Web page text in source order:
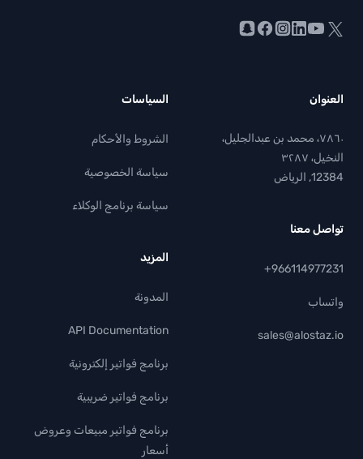
YouTube
LinkedIn
Instagram
Facebook
Snapchat
العنوان
٧٨٦٠، محمد بن عبدالجليل،
النخيل، ٣٢٨٧
12384, الرياض
تواصل معنا
+966114977231
واتساب
sales@alostaz.io
السياسات
الشروط والأحكام
سياسة الخصوصية
سياسة برنامج الوكلاء
المزيد
المدونة
API Documentation
برنامج فواتير إلكترونية
برنامج فواتير ضريبية
برنامج فواتير مبيعات وعروض
أسعار